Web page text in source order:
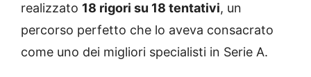
realizzato 18 rigori su 18 tentativi, un
percorso perfetto che lo aveva consacrato
come uno dei migliori specialisti in Serie A.